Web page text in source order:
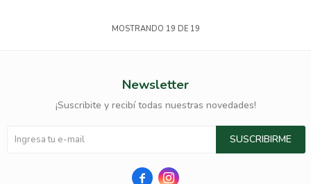
MOSTRANDO 19 DE 19
Newsletter
¡Suscribite y recibí todas nuestras novedades!
SUSCRIBIRME
 